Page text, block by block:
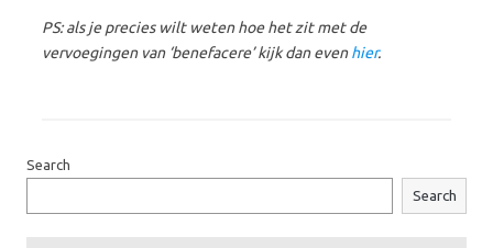
PS: als je precies wilt weten hoe het zit met de
vervoegingen van ‘benefacere’ kijk dan evenhier.
Search
Search